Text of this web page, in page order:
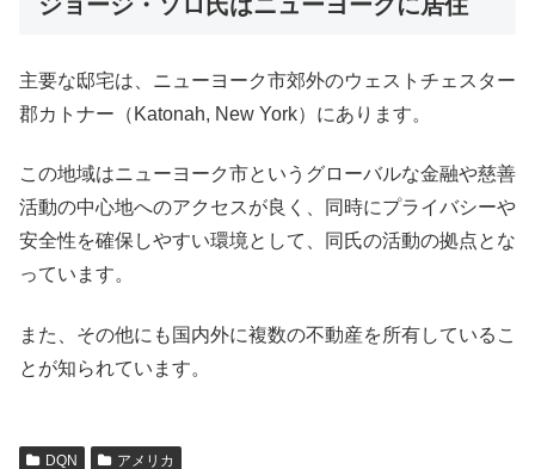
主要な邸宅は、ニューヨーク市郊外のウェストチェスター
郡カトナー（Katonah, New York）にあります。
この地域はニューヨーク市というグローバルな金融や慈善
活動の中心地へのアクセスが良く、同時にプライバシーや
安全性を確保しやすい環境として、同氏の活動の拠点とな
っています。
また、その他にも国内外に複数の不動産を所有しているこ
とが知られています。
DQN アメリカ